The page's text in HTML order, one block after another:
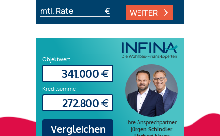
mtl. Rate € WEITER